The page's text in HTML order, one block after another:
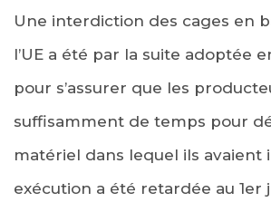
Une interdiction des cages en
l’UE a été par la suite adoptée
pour s’assurer que les
suffisamment de temps pour
matériel dans lequel ils avaient
exécution a été retardée au 1er